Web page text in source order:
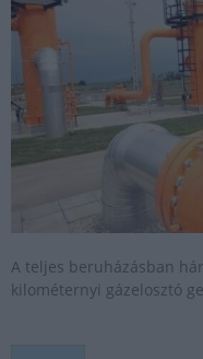
A teljes beruházásban
kilométernyi gázelosztó